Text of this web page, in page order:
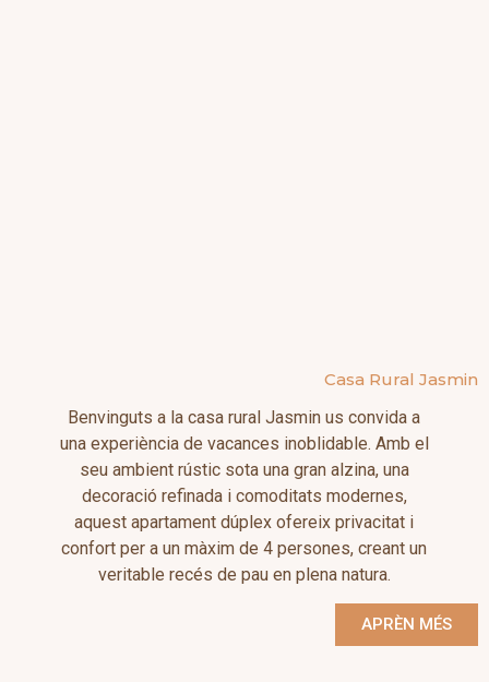
Casa Rural Jasmin
Benvinguts a la casa rural Jasmin us convida a
una experiència de vacances inoblidable. Amb el
seu ambient rústic sota una gran alzina, una
decoració refinada i comoditats modernes,
aquest apartament dúplex ofereix privacitat i
confort per a un màxim de 4 persones, creant un
veritable recés de pau en plena natura.
APRÈN MÉS